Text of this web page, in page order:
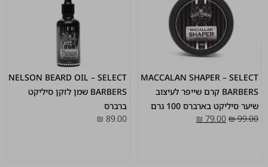
MACCALAN SHAPER – SELECT
BARBERS קרם שייפר לעיצוב
שיער סיליקט בארברס 100 גרם
99.00
₪
79.00
₪
NELSON BEARD OIL – SELECT
BARBERS שמן לזקן סיליקט
ברברס
89.00
₪